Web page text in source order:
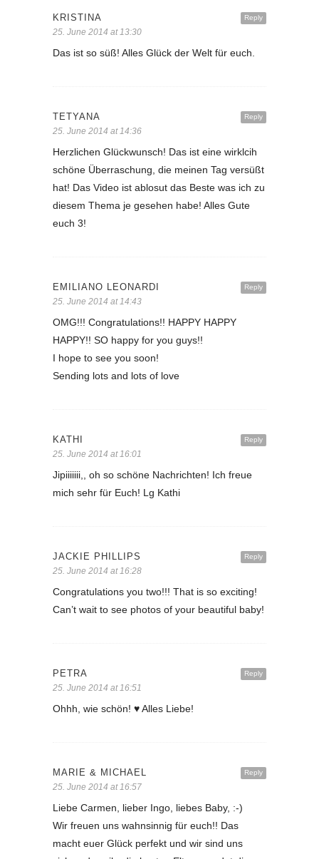
Reply
KRISTINA
25. June 2014 at 13:30
Das ist so süß! Alles Glück der Welt für euch.
Reply
TETYANA
25. June 2014 at 14:36
Herzlichen Glückwunsch! Das ist eine wirklcih
schöne Überraschung, die meinen Tag versüßt
hat! Das Video ist ablosut das Beste was ich zu
diesem Thema je gesehen habe! Alles Gute
euch 3!
Reply
EMILIANO LEONARDI
25. June 2014 at 14:43
OMG!!! Congratulations!! HAPPY HAPPY
HAPPY!! SO happy for you guys!!
I hope to see you soon!
Sending lots and lots of love
Reply
KATHI
25. June 2014 at 16:01
Jipiiiiiii,, oh so schöne Nachrichten! Ich freue
mich sehr für Euch! Lg Kathi
Reply
JACKIE PHILLIPS
25. June 2014 at 16:28
Congratulations you two!!! That is so exciting!
Can’t wait to see photos of your beautiful baby!
Reply
PETRA
25. June 2014 at 16:51
Ohhh, wie schön! ♥ Alles Liebe!
Reply
MARIE & MICHAEL
25. June 2014 at 16:57
Liebe Carmen, lieber Ingo, liebes Baby, :-)
Wir freuen uns wahnsinnig für euch!! Das
macht euer Glück perfekt und wir sind uns